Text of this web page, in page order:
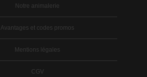
Notre animalerie
Avantages et codes promos
Mentions légales
CGV